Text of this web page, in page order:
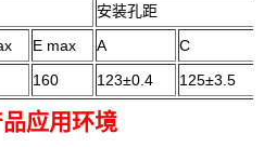
安装孔距
E max A C
160 123±0.4 125±3.5
应用环境